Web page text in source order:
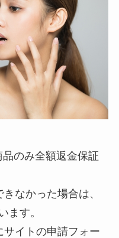
のみ全額返金保証
なかった場合は、
ます。
イトの申請フォー